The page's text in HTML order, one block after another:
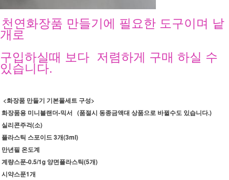
천연화장품 만들기에 필요한 도구이며 낱
개로
구입하실때 보다 저렴하게 구매 하실 수
있습니다.
<화장품 만들기 기본풀세트 구성>
화장품용 미니블랜더-믹서 (품절시 동종금액대 상품으로 바뀔수도 있습니다.)
실리콘주걱(소)
플라스틱 스포이드 3개(3ml)
만년필 온도계
계량스푼-0.5/1g 양면플라스틱(5개)
시약스푼1개